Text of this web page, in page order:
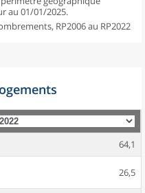
au 01/01/2025.
RP2006 au RP2022
64,1
26,5